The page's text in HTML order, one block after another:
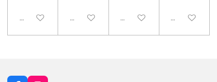
Uitgeschakeld Uitgeschakeld Uitgeschakeld